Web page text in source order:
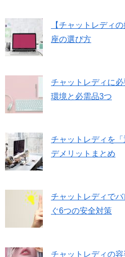
【チャットレディ
座の選び方
チャットレディに
環境と必需品3つ
チャットレディを
デメリットまとめ
チャットレディで
ぐ6つの安全対策
チャットレディの